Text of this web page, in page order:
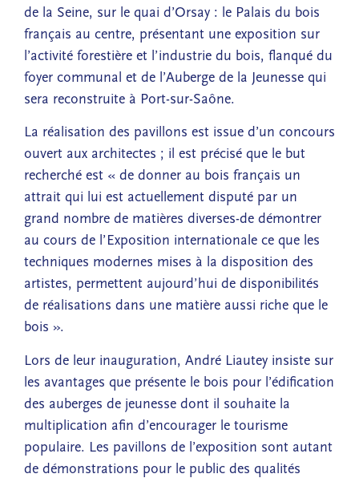
de la Seine, sur le quai d’Orsay : le Palais du bois
français au centre, présentant une exposition sur
l’activité forestière et l’industrie du bois, flanqué du
foyer communal et de l’Auberge de la Jeunesse qui
sera reconstruite à Port-sur-Saône.
La réalisation des pavillons est issue d’un concours
ouvert aux architectes ; il est précisé que le but
recherché est « de donner au bois français un
attrait qui lui est actuellement disputé par un
grand nombre de matières diverses-de démontrer
au cours de l’Exposition internationale ce que les
techniques modernes mises à la disposition des
artistes, permettent aujourd’hui de disponibilités
de réalisations dans une matière aussi riche que le
bois ».
Lors de leur inauguration, André Liautey insiste sur
les avantages que présente le bois pour l’édification
des auberges de jeunesse dont il souhaite la
multiplication afin d’encourager le tourisme
populaire. Les pavillons de l’exposition sont autant
de démonstrations pour le public des qualités